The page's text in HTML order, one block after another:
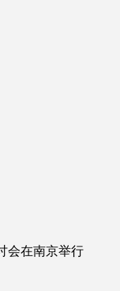
会在南京举行